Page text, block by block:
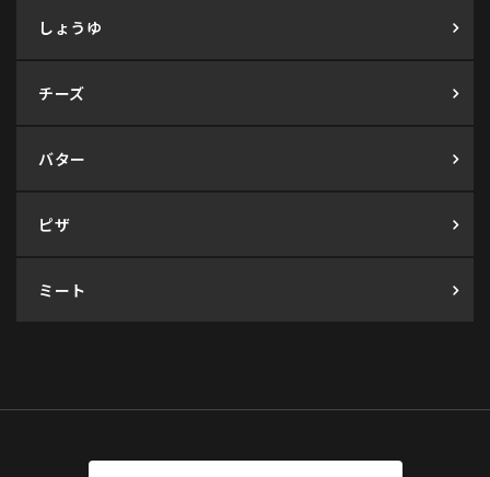
しょうゆ
チーズ
バター
ピザ
ミート